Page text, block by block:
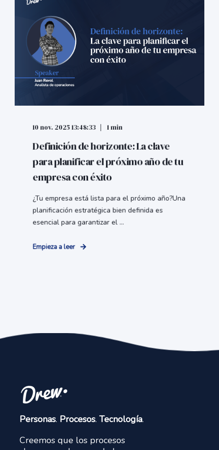
10 nov. 2025 13:48:33 1 min
Definición de horizonte: La clave
para planificar el próximo año de tu
empresa con éxito
¿Tu empresa está lista para el próximo año?Una
planificación estratégica bien definida es
esencial para garantizar el ...
Empieza a leer
Personas. Procesos. Tecnología.
Creemos que los procesos